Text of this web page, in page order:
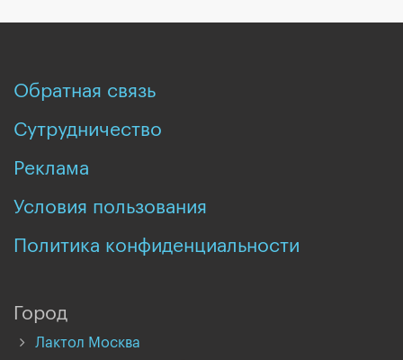
Обратная связь
Сутрудничество
Реклама
Условия пользования
Политика конфиденциальности
Город
Лактол Москва